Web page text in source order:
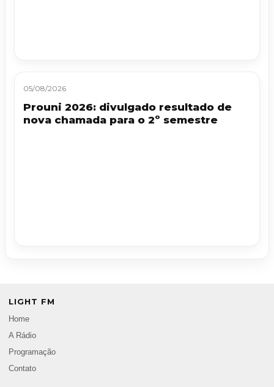
05/08/2026
Prouni 2026: divulgado resultado de
nova chamada para o 2º semestre
LIGHT FM
Home
A Rádio
Programação
Contato